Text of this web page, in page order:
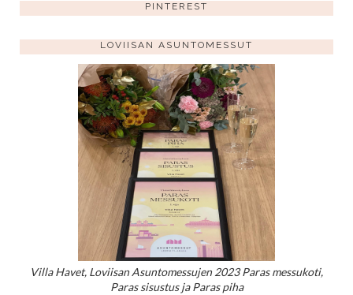
PINTEREST
LOVIISAN ASUNTOMESSUT
Villa Havet, Loviisan Asuntomessujen 2023 Paras messukoti,
Paras sisustus ja Paras piha